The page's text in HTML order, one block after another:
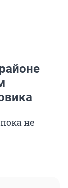
не